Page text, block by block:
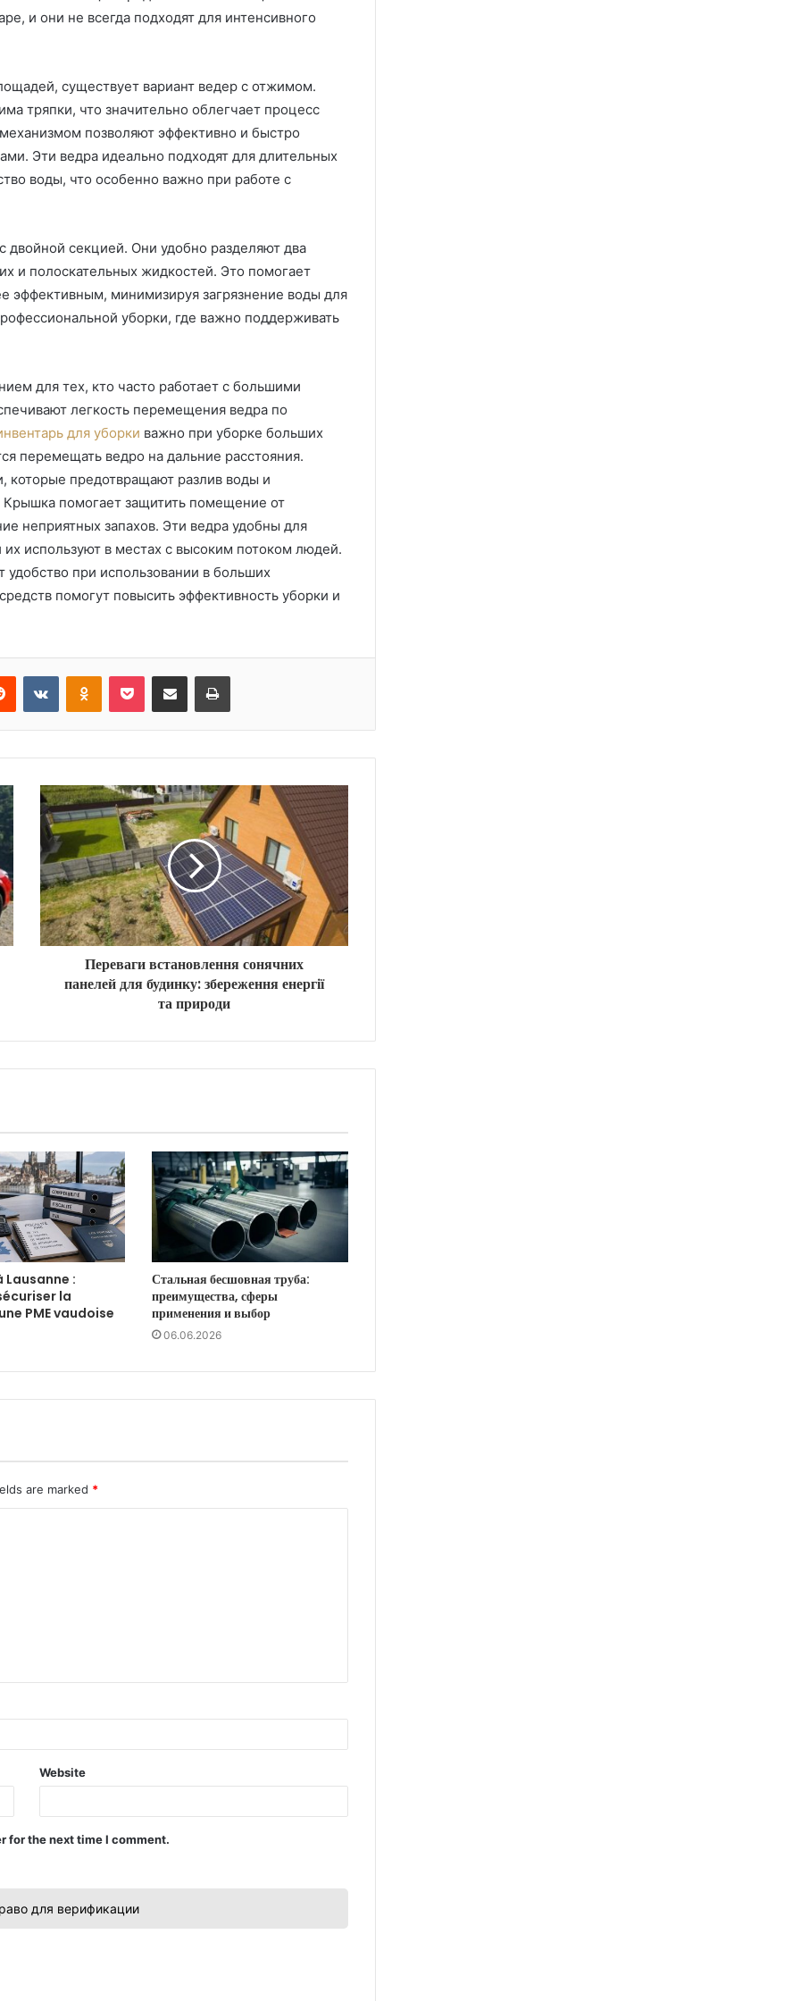
и они не всегда подходят для интенсивного
существует вариант ведер с отжимом.
тряпки, что значительно облегчает процесс
позволяют эффективно и быстро
Эти ведра идеально подходят для длительных
воды, что особенно важно при работе с
секцией. Они удобно разделяют два
и полоскательных жидкостей. Это помогает
эффективным, минимизируя загрязнение воды для
уборки, где важно поддерживать
для тех, кто часто работает с большими
легкость перемещения ведра по
для уборки важно при уборке больших
перемещать ведро на дальние расстояния.
предотвращают разлив воды и
помогает защитить помещение от
неприятных запахов. Эти ведра удобны для
используют в местах с высоким потоком людей.
при использовании в больших
помогут повысить эффективность уборки и
Переваги встановлення сонячних
панелей для будинку: збереження енергії
та природи
:
la
PME vaudoise
Стальная бесшовная труба:
преимущества, сферы
применения и выбор
06.06.2026
are marked *
Website
for the next time I comment.
для верификации